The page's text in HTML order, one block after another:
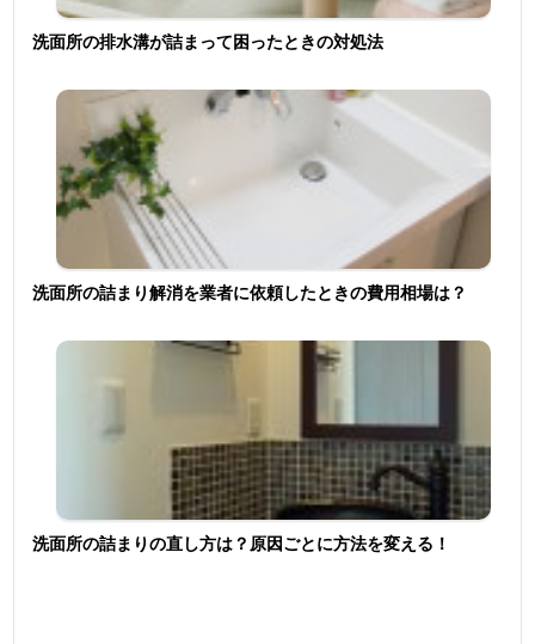
洗面所の排水溝が詰まって困ったときの対処法
洗面所の詰まり解消を業者に依頼したときの費用相場は？
洗面所の詰まりの直し方は？原因ごとに方法を変える！